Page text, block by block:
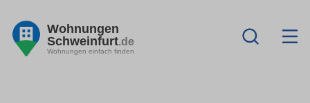
Wohnungen
Schweinfurt.de
Wohnungen einfach finden